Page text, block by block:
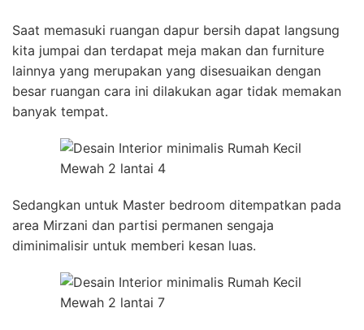
Saat memasuki ruangan dapur bersih dapat langsung
kita jumpai dan terdapat meja makan dan furniture
lainnya yang merupakan yang disesuaikan dengan
besar ruangan cara ini dilakukan agar tidak memakan
banyak tempat.
Sedangkan untuk Master bedroom ditempatkan pada
area Mirzani dan partisi permanen sengaja
diminimalisir untuk memberi kesan luas.